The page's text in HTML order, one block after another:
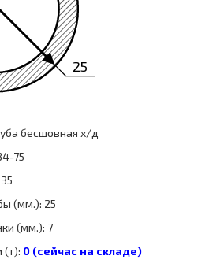
25
бесшовная х/д
75
(мм.): 25
(мм.): 7
(т): 0 (сейчас на складе)